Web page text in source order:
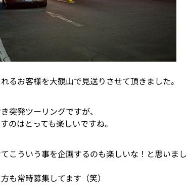
るお客様を大観山で見送りさせて頂きました。
突発ツーリングですが、
のはとっても楽しいですね。
こういう事を企画するのも楽しいな！と思いまし
も常時募集してます（笑）